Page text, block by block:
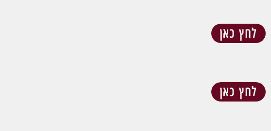
לחץ כאן
לחץ כאן